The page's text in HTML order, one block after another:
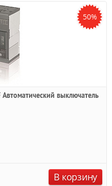
50%
выключатель
В корзину